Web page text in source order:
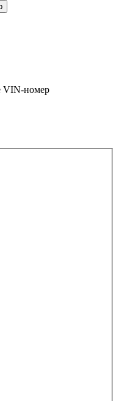
VIN-номер